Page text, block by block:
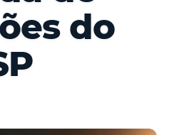
do